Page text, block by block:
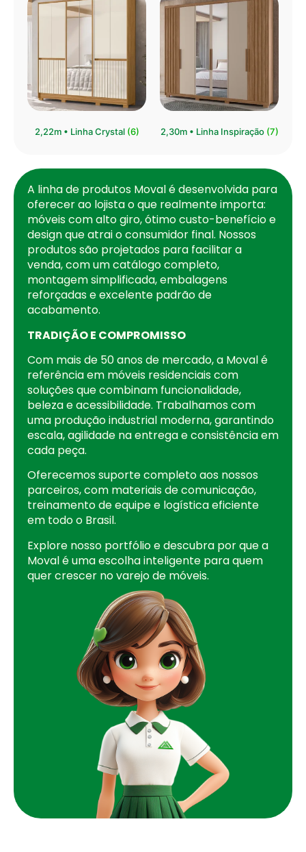
2,22m • Linha Crystal (6) 2,30m • Linha Inspiração (7)
A linha de produtos Moval é desenvolvida para
oferecer ao lojista o que realmente importa:
móveis com alto giro, ótimo custo-benefício e
design que atrai o consumidor final. Nossos
produtos são projetados para facilitar a
venda, com um catálogo completo,
montagem simplificada, embalagens
reforçadas e excelente padrão de
acabamento.
TRADIÇÃO E COMPROMISSO
Com mais de 50 anos de mercado, a Moval é
referência em móveis residenciais com
soluções que combinam funcionalidade,
beleza e acessibilidade. Trabalhamos com
uma produção industrial moderna, garantindo
escala, agilidade na entrega e consistência em
cada peça.
Oferecemos suporte completo aos nossos
parceiros, com materiais de comunicação,
treinamento de equipe e logística eficiente
em todo o Brasil.
Explore nosso portfólio e descubra por que a
Moval é uma escolha inteligente para quem
quer crescer no varejo de móveis.